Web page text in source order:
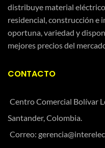
distribuye material
residencial, construcción e
oportuna, variedad y
mejores precios del
CONTACTO
Centro Comercial Bolívar
Santander, Colombia.
Correo: